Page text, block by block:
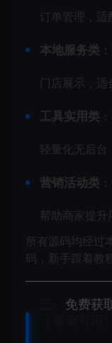
订单管理，适
本地服务类
门店展示，适
工具实用类
轻量化无后台
营销活动类
帮助商家提升
所有源码均经过
码，新手跟着教
免费获